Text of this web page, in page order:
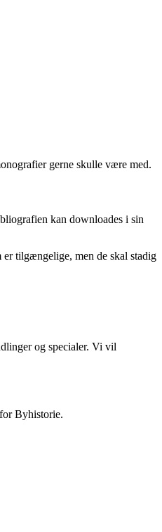
gerne skulle være med.
kan downloades i sin
tilgængelige, men de skal stadig
og specialer. Vi vil
Byhistorie.